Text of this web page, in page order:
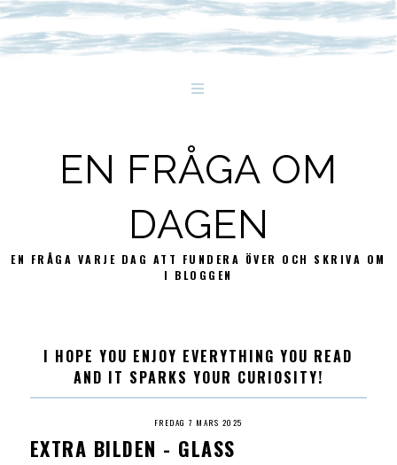
EN FRÅGA OM
DAGEN
EN FRÅGA VARJE DAG ATT FUNDERA ÖVER OCH SKRIVA OM
I BLOGGEN
I HOPE YOU ENJOY EVERYTHING YOU READ
AND IT SPARKS YOUR CURIOSITY!
FREDAG 7 MARS 2025
EXTRA BILDEN - GLASS